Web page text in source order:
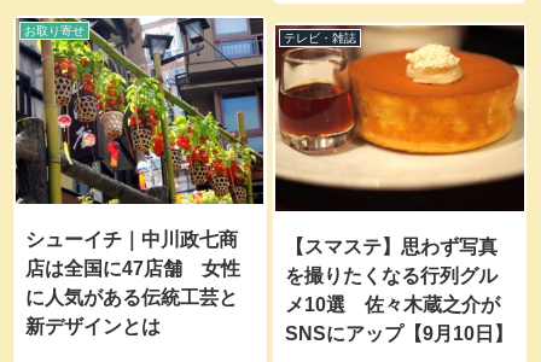
お取り寄せ
シューイチ｜中川政七商
店は全国に47店舗 女性
に人気がある伝統工芸と
新デザインとは
テレビ・雑誌
【スマステ】思わず写真
を撮りたくなる行列グル
メ10選 佐々木蔵之介が
SNSにアップ【9月10日】